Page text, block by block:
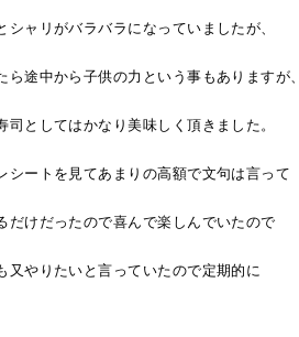
ャリがバラバラになっていましたが、
途中から子供の力という事もありますが、
としてはかなり美味しく頂きました。
シートを見てあまりの高額で文句は言って
だけだったので喜んで楽しんでいたので
又やりたいと言っていたので定期的に